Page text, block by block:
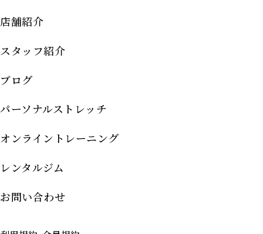
店舗紹介
スタッフ紹介
ブログ
パーソナルストレッチ
オンライントレーニング
レンタルジム
お問い合わせ